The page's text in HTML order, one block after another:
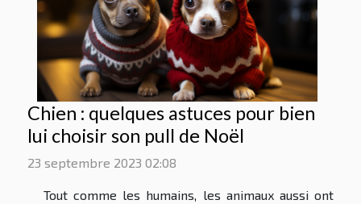
Chien : quelques astuces pour bien
lui choisir son pull de Noël
23 septembre 2023 02:08
Tout comme les humains, les animaux aussi ont